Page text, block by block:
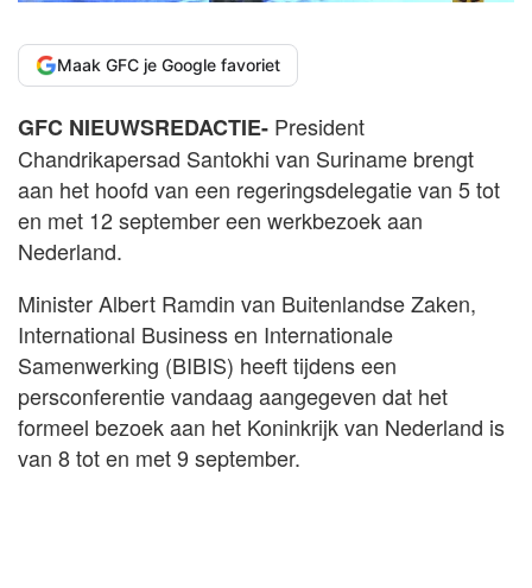
Maak GFC je Google favoriet
GFC NIEUWSREDACTIE- President
Chandrikapersad Santokhi van Suriname brengt
aan het hoofd van een regeringsdelegatie van 5 tot
en met 12 september een werkbezoek aan
Nederland.
Minister Albert Ramdin van Buitenlandse Zaken,
International Business en Internationale
Samenwerking (BIBIS) heeft tijdens een
persconferentie vandaag aangegeven dat het
formeel bezoek aan het Koninkrijk van Nederland is
van 8 tot en met 9 september.